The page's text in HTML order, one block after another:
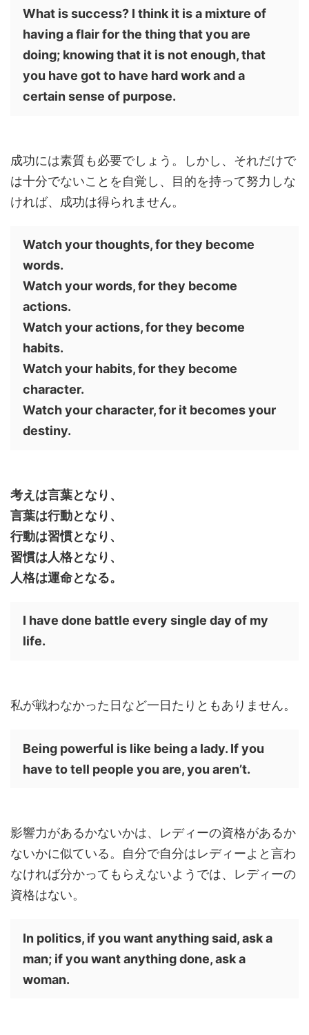
What is success? I think it is a mixture of
having a flair for the thing that you are
doing; knowing that it is not enough, that
you have got to have hard work and a
certain sense of purpose.
成功には素質も必要でしょう。しかし、それだけで
は十分でないことを自覚し、目的を持って努力しな
ければ、成功は得られません。
Watch your thoughts, for they become
words.
Watch your words, for they become
actions.
Watch your actions, for they become
habits.
Watch your habits, for they become
character.
Watch your character, for it becomes your
destiny.
考えは言葉となり、
言葉は行動となり、
行動は習慣となり、
習慣は人格となり、
人格は運命となる。
I have done battle every single day of my
life.
私が戦わなかった日など一日たりともありません。
Being powerful is like being a lady. If you
have to tell people you are, you aren’t.
影響力があるかないかは、レディーの資格があるか
ないかに似ている。自分で自分はレディーよと言わ
なければ分かってもらえないようでは、レディーの
資格はない。
In politics, if you want anything said, ask a
man; if you want anything done, ask a
woman.